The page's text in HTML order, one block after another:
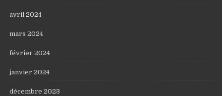
avril 2024
mars 2024
février 2024
janvier 2024
décembre 2023